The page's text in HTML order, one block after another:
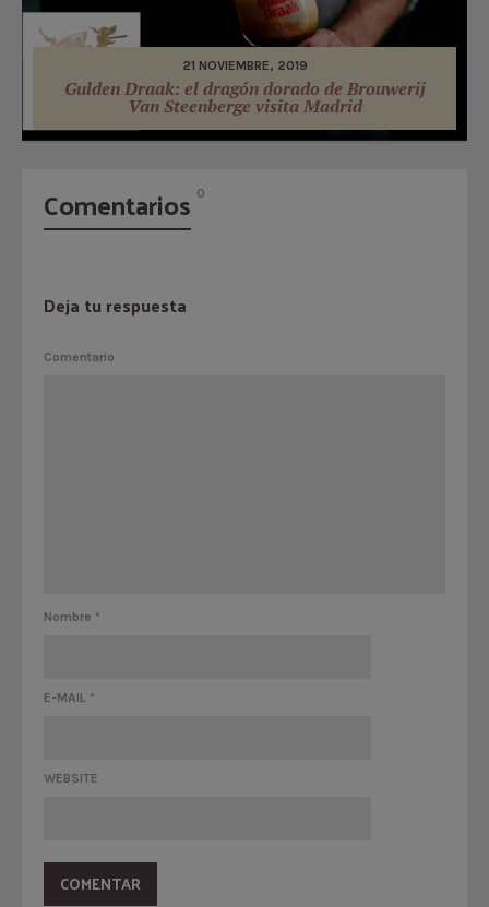
21 NOVIEMBRE, 2019
Gulden Draak: el dragón dorado de Brouwerij
Van Steenberge visita Madrid
Comentarios 0
Deja tu respuesta
Comentario
Nombre *
E-MAIL *
WEBSITE